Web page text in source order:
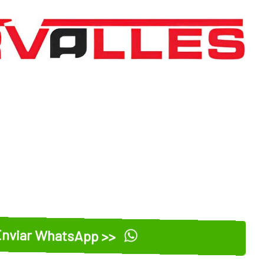
WhatsApp >>